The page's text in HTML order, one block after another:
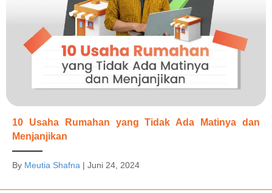
10 Usaha Rumahan yang Tidak Ada Matinya dan
Menjanjikan
By Meutia Shafna | Juni 24, 2024